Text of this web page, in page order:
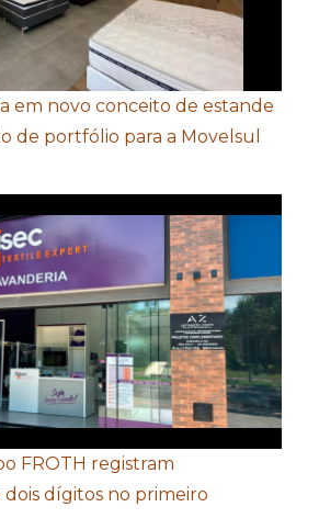
em novo conceito de estande
de portfólio para a Movelsul
FROTH registram
dígitos no primeiro